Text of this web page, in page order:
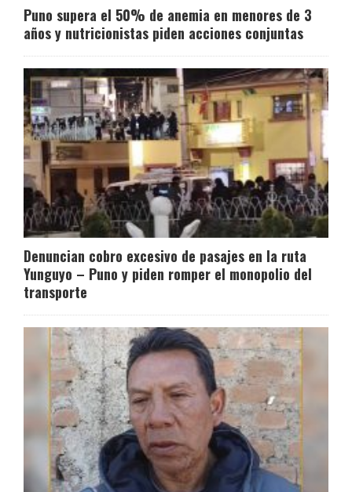
Puno supera el 50% de anemia en menores de 3
años y nutricionistas piden acciones conjuntas
Denuncian cobro excesivo de pasajes en la ruta
Yunguyo – Puno y piden romper el monopolio del
transporte